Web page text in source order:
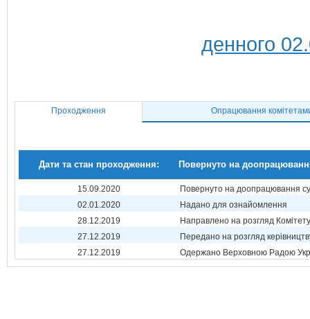
денного
Проходження Опрацювання
Дати та стан проходження: Повернуто на
15.09.2020
Повернуто на доопрацювання
02.01.2020
Надано для ознайомлення
28.12.2019
Направлено на розгляд Комітету
27.12.2019
Передано на розгляд
27.12.2019
Одержано Верховною Радою